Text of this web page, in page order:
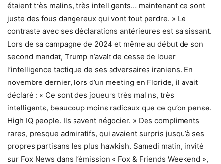
étaient très malins, très intelligents… maintenant ce sont
juste des fous dangereux qui vont tout perdre. » Le
contraste avec ses déclarations antérieures est saisissant.
Lors de sa campagne de 2024 et même au début de son
second mandat, Trump n’avait de cesse de louer
l’intelligence tactique de ses adversaires iraniens. En
novembre dernier, lors d’un meeting en Floride, il avait
déclaré : « Ce sont des joueurs très malins, très
intelligents, beaucoup moins radicaux que ce qu’on pense.
High IQ people. Ils savent négocier. » Des compliments
rares, presque admiratifs, qui avaient surpris jusqu’à ses
propres partisans les plus hawkish. Samedi matin, invité
sur Fox News dans l’émission « Fox & Friends Weekend »,